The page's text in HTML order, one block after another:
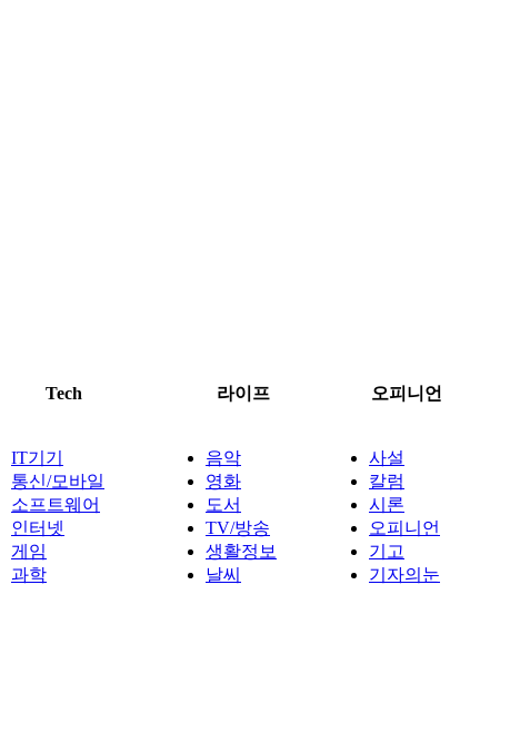
Tech 라이프 오피니언
IT기기
통신/모바일
소프트웨어
인터넷
게임
과학
음악
영화
도서
TV/방송
생활정보
날씨
사설
칼럼
시론
오피니언
기고
기자의눈